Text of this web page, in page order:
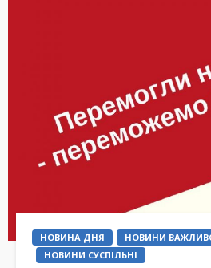
НОВИНА ДНЯ
НОВИНИ
НОВИНИ СУСПІЛЬНІ